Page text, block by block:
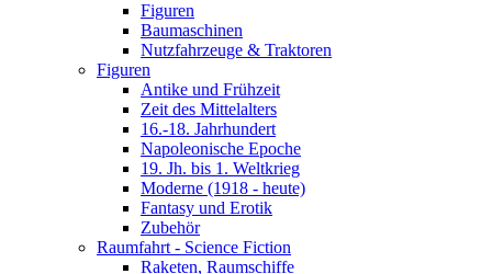
Figuren
Baumaschinen
Nutzfahrzeuge & Traktoren
Figuren
Antike und Frühzeit
Zeit des Mittelalters
16.-18. Jahrhundert
Napoleonische Epoche
19. Jh. bis 1. Weltkrieg
Moderne (1918 - heute)
Fantasy und Erotik
Zubehör
Raumfahrt - Science Fiction
Raketen, Raumschiffe